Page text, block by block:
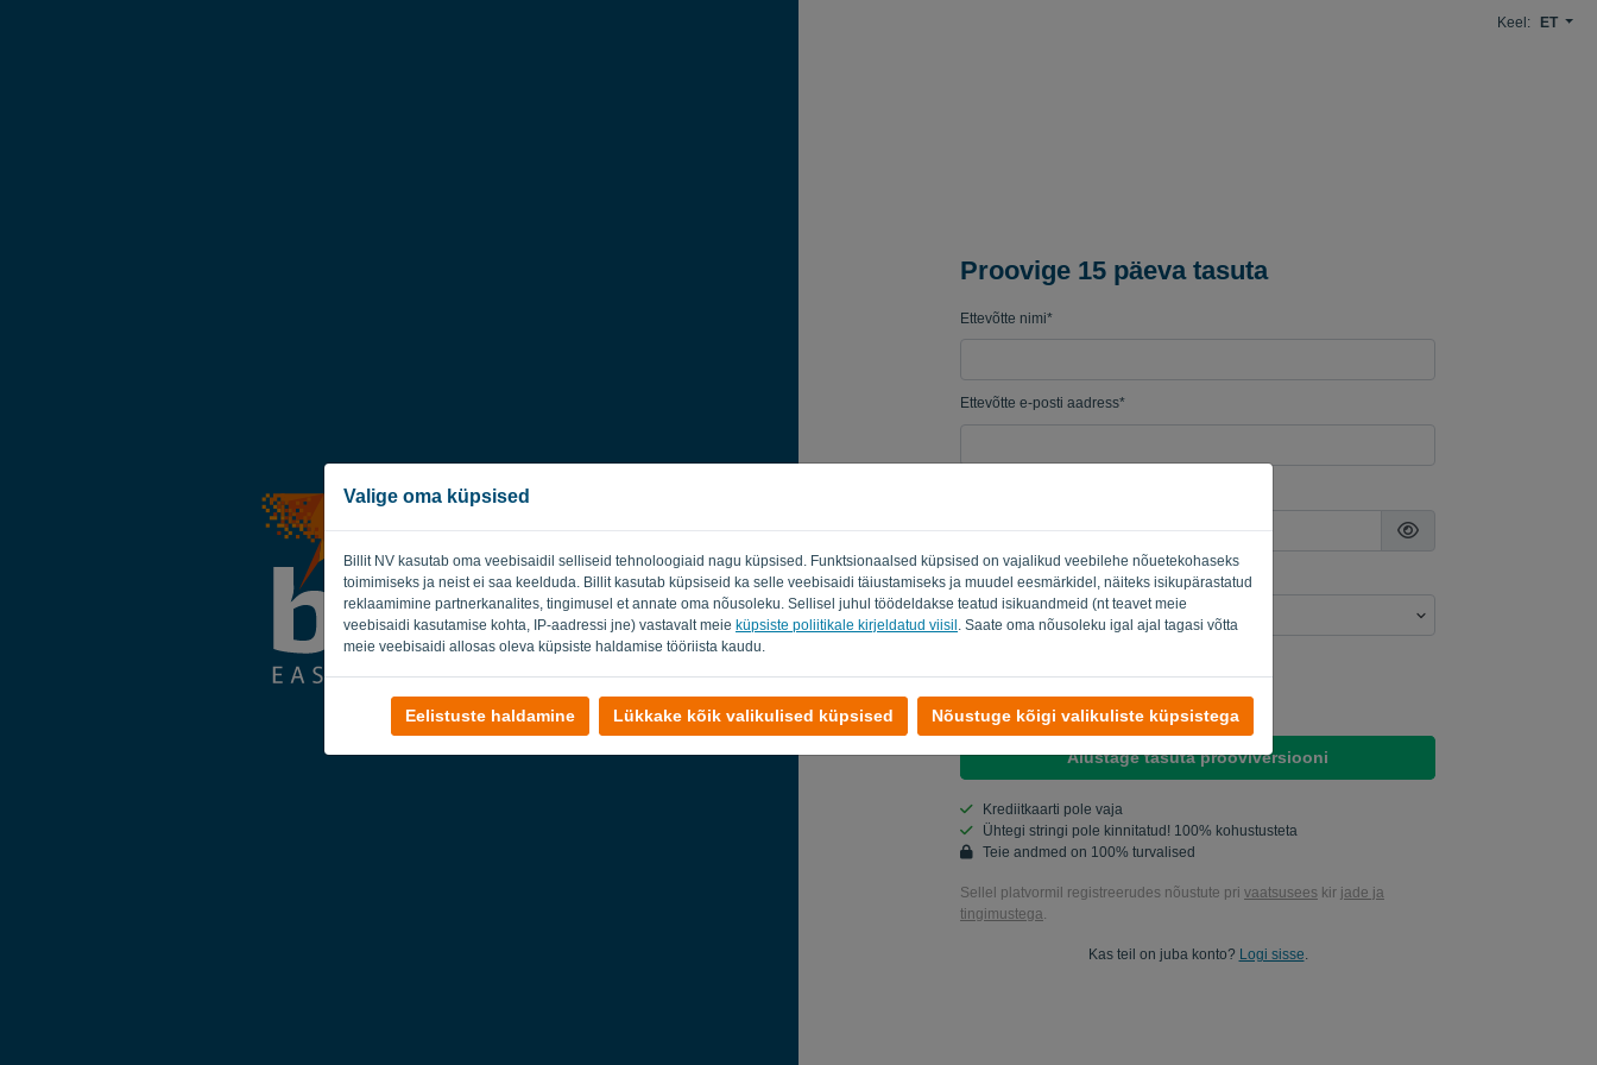
Valige oma küpsised
Billit NV kasutab oma veebisaidil selliseid tehnoloogiaid nagu küpsised. Funktsionaalsed küpsised on vajalikud veebilehe nõuetekohaseks
toimimiseks ja neist ei saa keelduda. Billit kasutab küpsiseid ka selle veebisaidi täiustamiseks ja muudel eesmärkidel, näiteks isikupärastatud
reklaamimine partnerkanalites, tingimusel et annate oma nõusoleku. Sellisel juhul töödeldakse teatud isikuandmeid (nt teavet meie
veebisaidi kasutamise kohta, IP-aadressi jne) vastavalt meie küpsiste poliitikale kirjeldatud viisil . Saate oma nõusoleku igal ajal tagasi võtta
meie veebisaidi allosas oleva küpsiste haldamise tööriista kaudu.
Eelistuste haldamine Lükkake kõik valikulised küpsised Nõustuge kõigi valikuliste küpsistega
Keel: ET
Proovige 15 päeva tasuta
Ettevõtte nimi*
Ettevõtte e-posti aadress*
Jah, võite saata mulle turundusvärskendusi.
Alustage tasuta prooviversiooni
Krediitkaarti pole vaja
Ühtegi stringi pole kinnitatud! 100% kohustusteta
Teie andmed on 100% turvalised
Sellel platvormil registreerudes nõustute pri vaatsusees kir jade ja
tingimustega.
Kas teil on juba konto? Logi sisse.